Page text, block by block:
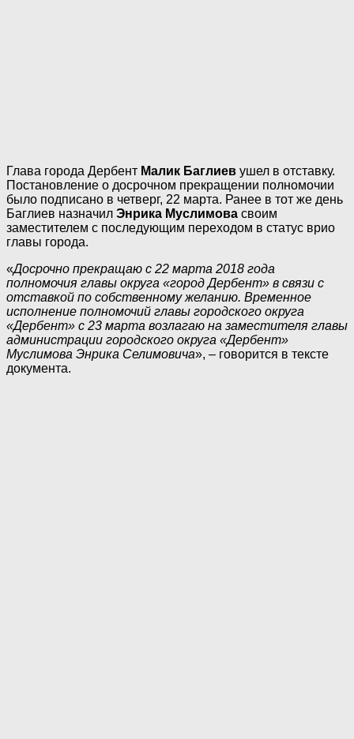
Глава города Дербент Малик Баглиев ушел в отставку.
Постановление о досрочном прекращении полномочии
было подписано в четверг, 22 марта. Ранее в тот же день
Баглиев назначил Энрика Муслимова своим
заместителем с последующим переходом в статус врио
главы города.
«Досрочно прекращаю с 22 марта 2018 года
полномочия главы округа «город Дербент» в связи с
отставкой по собственному желанию. Временное
исполнение полномочий главы городского округа
«Дербент» с 23 марта возлагаю на заместителя главы
администрации городского округа «Дербент»
Муслимова Энрика Селимовича», – говорится в тексте
документа.